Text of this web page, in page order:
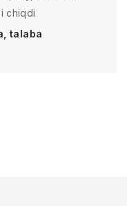
chiqdi
talaba